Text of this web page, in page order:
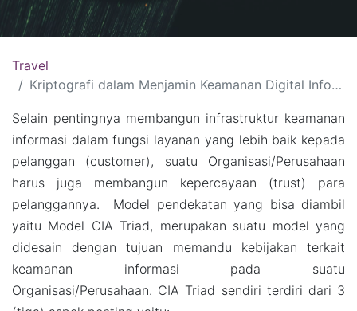
Travel
Kriptografi dalam Menjamin Keamanan Digital Informasi Publik
Selain pentingnya membangun infrastruktur keamanan
informasi dalam fungsi layanan yang lebih baik kepada
pelanggan (customer), suatu Organisasi/Perusahaan
harus juga membangun kepercayaan (trust) para
pelanggannya. Model pendekatan yang bisa diambil
yaitu Model CIA Triad, merupakan suatu model yang
didesain dengan tujuan memandu kebijakan terkait
keamanan informasi pada suatu
Organisasi/Perusahaan. CIA Triad sendiri terdiri dari 3